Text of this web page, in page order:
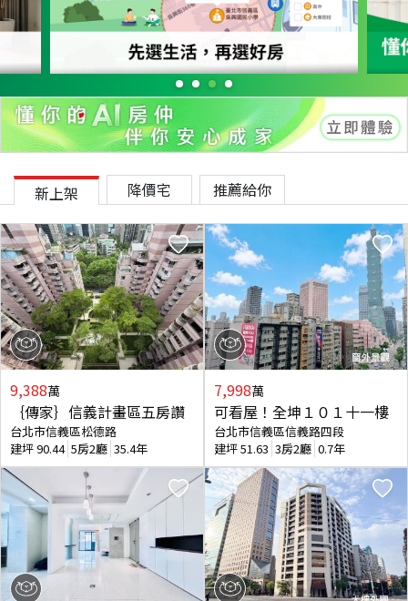
新上架 降價宅 推薦給你
9,388萬
｛傳家｝信義計畫區五房讚
台北市信義區松德路
建坪90.44 5房2廳 35.4年
7,998萬
可看屋！全坤１０１十一樓
台北市信義區信義路四段
建坪51.63 3房2廳 0.7年